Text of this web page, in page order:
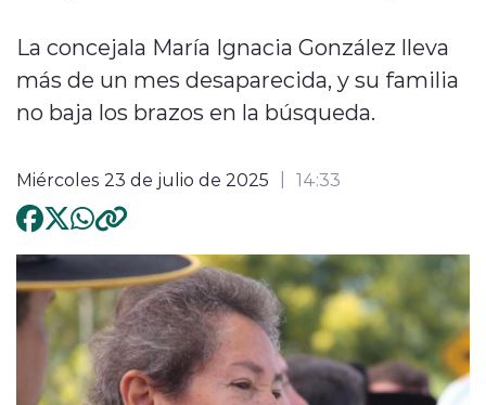
La concejala María Ignacia González lleva
más de un mes desaparecida, y su familia
no baja los brazos en la búsqueda.
Miércoles 23 de julio de 2025 14:33